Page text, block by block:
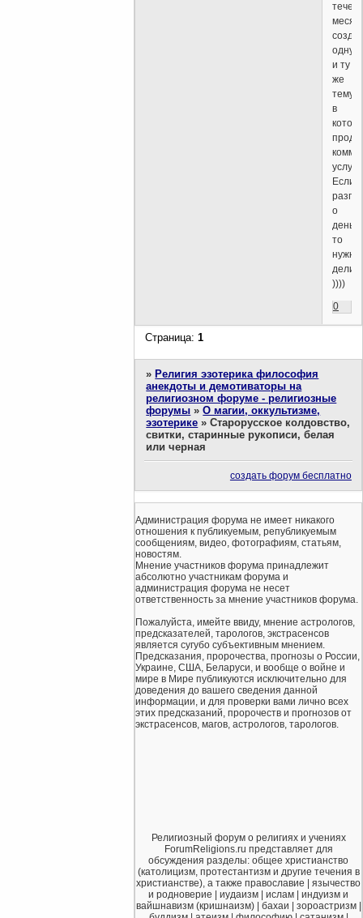
одну
и ту
же
тему,
в
услуги.
Если
о
то
нужно
))))
0
Страница:1
» Религия эзотерика философия
анекдоты и демотиваторы на
религиозном форуме - религиозные
форумы »О магии, оккультизме,
эзотерике »Старорусское колдовство,
свитки, старинные рукописи, белая
или черная
создать форум бесплатно
Администрация форума не имеет никакого
отношения к публикуемым, републикуемым
сообщениям, видео, фотографиям, статьям,
новостям.
Мнение участников форума принадлежит
абсолютно участникам форума и
администрация форума не несет
ответственность за мнение участников форума.
Пожалуйста, имейте ввиду, мнение астрологов,
предсказателей, тарологов, экстрасенсов
является сугубо субъективным мнением.
Предсказания, пророчества, прогнозы о России,
Украине, США, Беларуси, и вообще о войне и
мире в Мире публикуются исключительно для
доведения до вашего сведения данной
информации, и для проверки вами лично всех
этих предсказаний, пророчеств и прогнозов от
экстрасенсов, магов, астрологов, тарологов.
Религиозный форум о религиях и учениях
ForumReligions.ru представляет для
обсуждения разделы: общее христианство
(католицизм, протестантизм и другие течения в
христианстве), а также православие | язычество
и родноверие | иудаизм | ислам | индуизм и
вайшнавизм (кришнаизм) | бахаи | зороастризм |